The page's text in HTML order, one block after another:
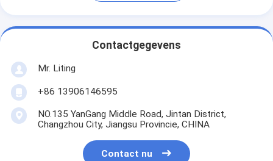
Contactgegevens
Mr. Liting
+86 13906146595
NO.135 YanGang Middle Road, Jintan District,
Changzhou City, Jiangsu Provincie, CHINA
Contact nu